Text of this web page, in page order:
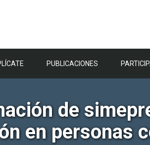
PUBLICACIONES
de
en personas